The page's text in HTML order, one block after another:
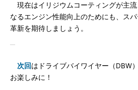
現在はイリジウムコーティングが主
なるエンジン性能向上のためにも、ス
革新を期待しましょう。
次回はドライブバイワイヤー（DBW
お楽しみに！